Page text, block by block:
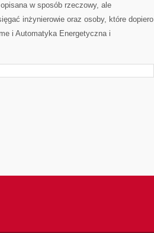
w sposób rzeczowy, ale
inżynierowie oraz osoby, które dopiero
i Automatyka Energetyczna i